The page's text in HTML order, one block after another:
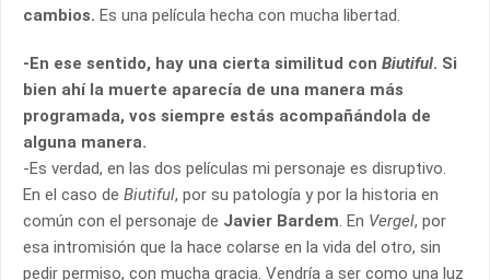
cambios. Es una película hecha con mucha libertad.
-En ese sentido, hay una cierta similitud con Biutiful. Si
bien ahí la muerte aparecía de una manera más
programada, vos siempre estás acompañándola de
alguna manera.
-Es verdad, en las dos películas mi personaje es disruptivo.
En el caso de Biutiful, por su patología y por la historia en
común con el personaje de Javier Bardem. En Vergel, por
esa intromisión que la hace colarse en la vida del otro, sin
pedir permiso, con mucha gracia. Vendría a ser como una luz